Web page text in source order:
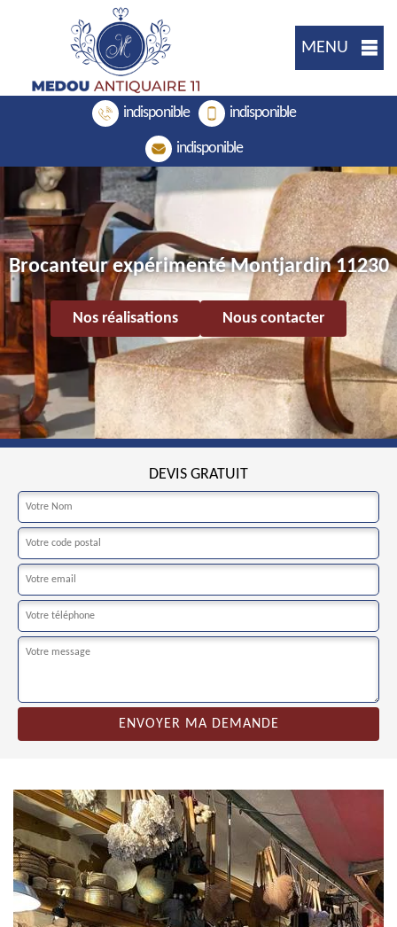
MENU
indisponible indisponible
indisponible
Brocanteur expérimenté Montjardin 11230
Nos réalisations Nous contacter
DEVIS GRATUIT